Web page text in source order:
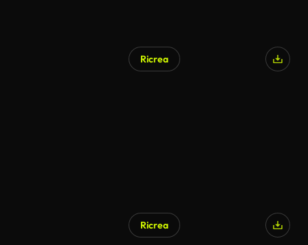
Ricrea
Ricrea